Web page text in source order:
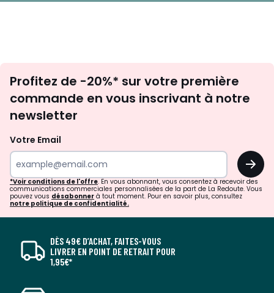
newsletter
Profitez de -20%* sur votre première
commande en vous inscrivant à notre
newsletter
Votre Email
OK
*Voir conditions de l'offre. En vous abonnant, vous consentez à recevoir des
communications commerciales personnalisées de la part de La Redoute. Vous
pouvez vous désabonner à tout moment. Pour en savoir plus, consultez
notre politique de confidentialité.
DÈS 49€ D’ACHAT, FAITES-VOUS
LIVRER EN POINT DE RETRAIT POUR
1,95€*